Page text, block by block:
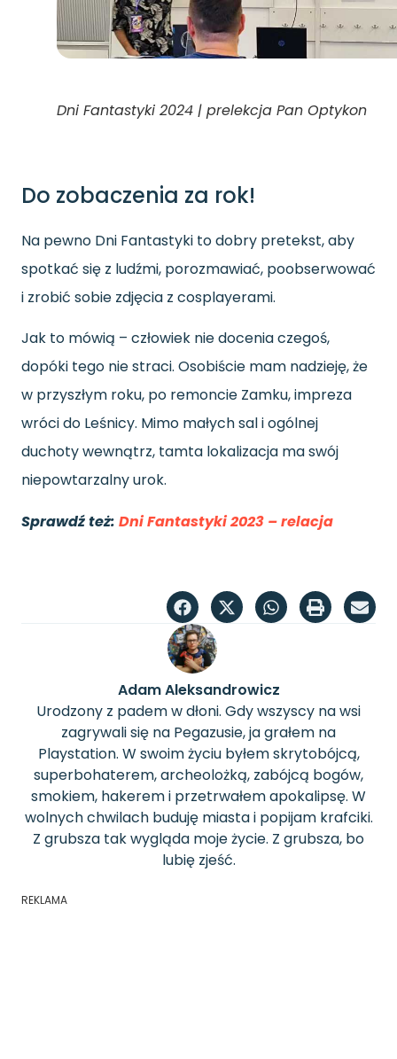
Dni Fantastyki 2024 | prelekcja Pan Optykon
Do zobaczenia za rok!
Na pewno Dni Fantastyki to dobry pretekst, aby
spotkać się z ludźmi, porozmawiać, poobserwować
i zrobić sobie zdjęcia z cosplayerami.
Jak to mówią – człowiek nie docenia czegoś,
dopóki tego nie straci. Osobiście mam nadzieję, że
w przyszłym roku, po remoncie Zamku, impreza
wróci do Leśnicy. Mimo małych sal i ogólnej
duchoty wewnątrz, tamta lokalizacja ma swój
niepowtarzalny urok.
Sprawdź też: Dni Fantastyki 2023 – relacja
Adam Aleksandrowicz
Urodzony z padem w dłoni. Gdy wszyscy na wsi
zagrywali się na Pegazusie, ja grałem na
Playstation. W swoim życiu byłem skrytobójcą,
superbohaterem, archeolożką, zabójcą bogów,
smokiem, hakerem i przetrwałem apokalipsę. W
wolnych chwilach buduję miasta i popijam krafciki.
Z grubsza tak wygląda moje życie. Z grubsza, bo
lubię zjeść.
REKLAMA